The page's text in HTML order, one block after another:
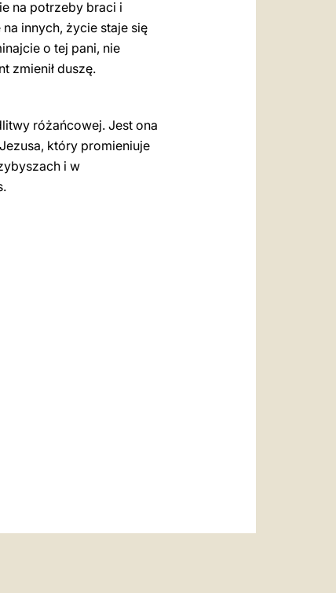
na potrzeby braci i
innych, życie staje się
o tej pani, nie
zmienił duszę.
różańcowej. Jest ona
który promieniuje
i w